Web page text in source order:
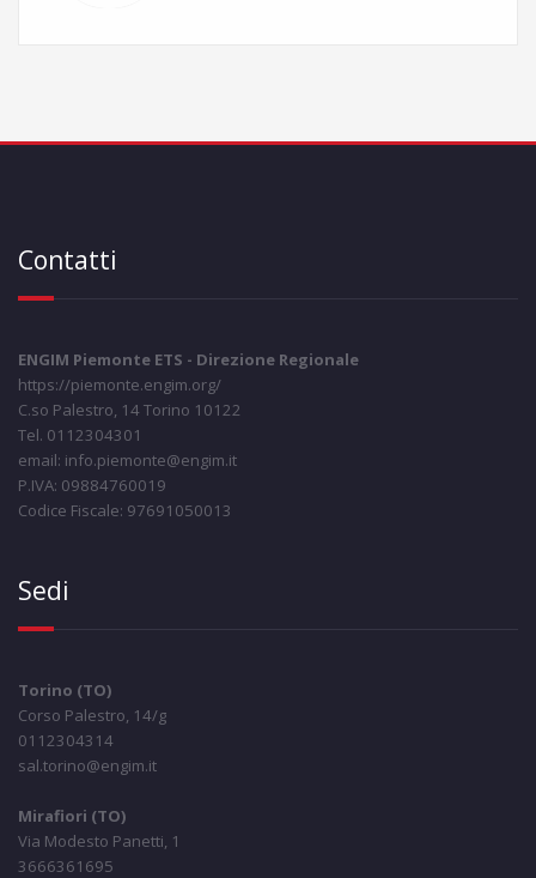
Contatti
ENGIM Piemonte ETS - Direzione Regionale
https://piemonte.engim.org/
C.so Palestro, 14 Torino 10122
Tel. 0112304301
email: info.piemonte@engim.it
P.IVA: 09884760019
Codice Fiscale: 97691050013
Sedi
Torino (TO)
Corso Palestro, 14/g
0112304314
sal.torino@engim.it
Mirafiori (TO)
Via Modesto Panetti, 1
3666361695